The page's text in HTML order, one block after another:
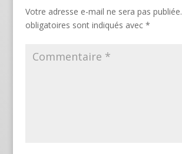
Votre adresse e-mail ne sera pas publiée.
obligatoires sont indiqués avec *